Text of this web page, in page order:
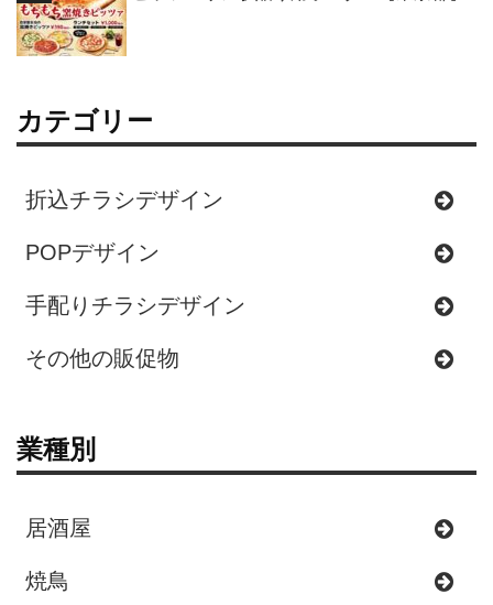
カテゴリー
折込チラシデザイン
POPデザイン
手配りチラシデザイン
その他の販促物
業種別
居酒屋
焼鳥